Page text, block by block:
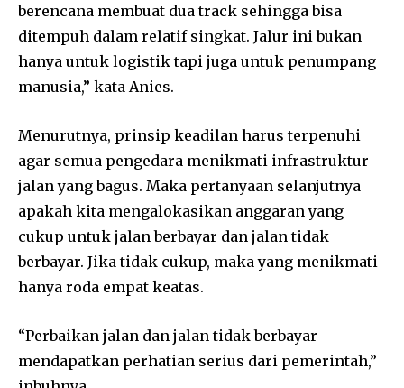
berencana membuat dua track sehingga bisa
ditempuh dalam relatif singkat. Jalur ini bukan
hanya untuk logistik tapi juga untuk penumpang
manusia,” kata Anies.
Menurutnya, prinsip keadilan harus terpenuhi
agar semua pengedara menikmati infrastruktur
jalan yang bagus. Maka pertanyaan selanjutnya
apakah kita mengalokasikan anggaran yang
cukup untuk jalan berbayar dan jalan tidak
berbayar. Jika tidak cukup, maka yang menikmati
hanya roda empat keatas.
“Perbaikan jalan dan jalan tidak berbayar
mendapatkan perhatian serius dari pemerintah,”